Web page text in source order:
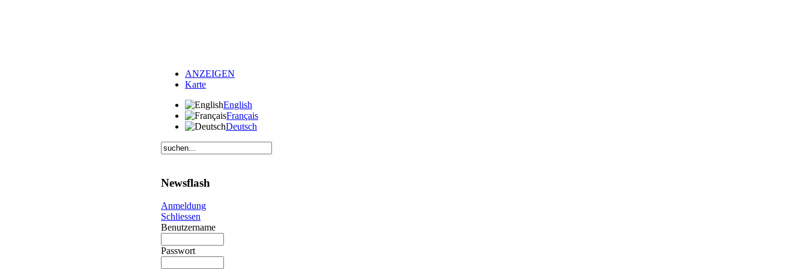
ANZEIGEN
Karte
English
Français
Deutsch
Newsflash
Anmeldung
Schliessen
Benutzername
Passwort